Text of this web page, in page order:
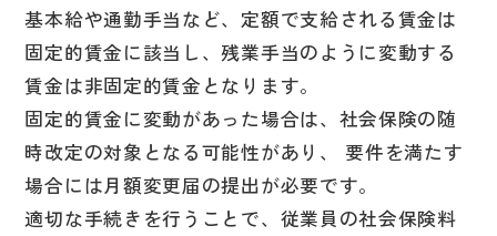
基本給や通勤手当など、定額で支給される賃金は
固定的賃金に該当し、残業手当のように変動する
賃金は非固定的賃金となります。
固定的賃金に変動があった場合は、社会保険の随
時改定の対象となる可能性があり、 要件を満たす
場合には月額変更届の提出が必要です。
適切な手続きを行うことで、従業員の社会保険料